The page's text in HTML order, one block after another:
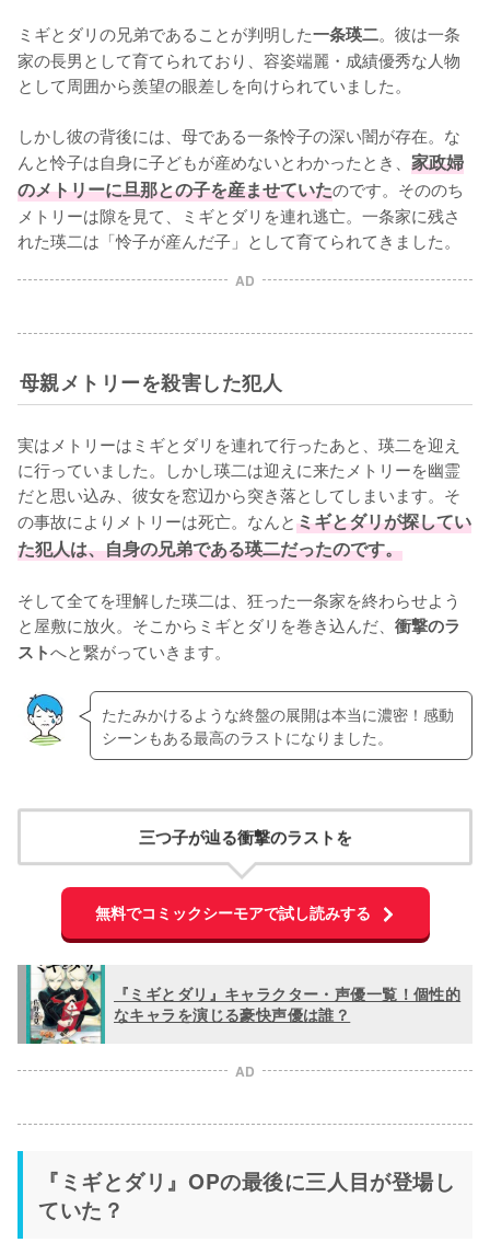
ミギとダリの兄弟であることが判明した一条瑛二。彼は一条
家の長男として育てられており、容姿端麗・成績優秀な人物
として周囲から羨望の眼差しを向けられていました。
しかし彼の背後には、母である一条怜子の深い闇が存在。な
んと怜子は自身に子どもが産めないとわかったとき、 家政婦
のメトリーに旦那との子を産ませていたのです。そののち
メトリーは隙を見て、ミギとダリを連れ逃亡。一条家に残さ
れた瑛二は「怜子が産んだ子」として育てられてきました。
AD
母親メトリーを殺害した犯人
実はメトリーはミギとダリを連れて行ったあと、瑛二を迎え
に行っていました。しかし瑛二は迎えに来たメトリーを幽霊
だと思い込み、彼女を窓辺から突き落としてしまいます。そ
の事故によりメトリーは死亡。なんとミギとダリが探してい
た犯人は、自身の兄弟である瑛二だったのです。
そして全てを理解した瑛二は、狂った一条家を終わらせよう
と屋敷に放火。そこからミギとダリを巻き込んだ、 衝撃のラ
ストへと繋がっていきます。
たたみかけるような終盤の展開は本当に濃密！感動
シーンもある最高のラストになりました。
三つ子が辿る衝撃のラストを
無料でコミックシーモアで試し読みする
『ミギとダリ』キャラクター・声優一覧！個性的
なキャラを演じる豪快声優は誰？
AD
『ミギとダリ』OPの最後に三人目が登場し
ていた？